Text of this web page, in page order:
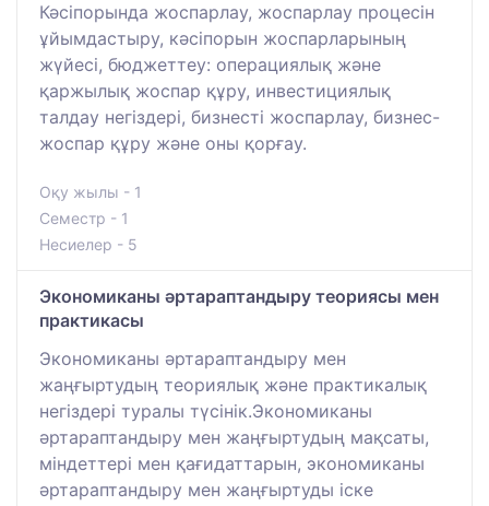
Кәсіпорында жоспарлау, жоспарлау процесін
ұйымдастыру, кәсіпорын жоспарларының
жүйесі, бюджеттеу: операциялық және
қаржылық жоспар құру, инвестициялық
талдау негіздері, бизнесті жоспарлау, бизнес-
жоспар құру және оны қорғау.
Оқу жылы - 1
Семестр - 1
Несиелер - 5
Экономиканы әртараптандыру теориясы мен
практикасы
Экономиканы әртараптандыру мен
жаңғыртудың теориялық және практикалық
негіздері туралы түсінік.Экономиканы
әртараптандыру мен жаңғыртудың мақсаты,
міндеттері мен қағидаттарын, экономиканы
әртараптандыру мен жаңғыртуды іске